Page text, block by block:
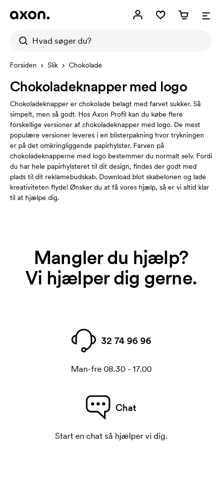
Forsiden Slik Chokolade
Chokoladeknapper med logo
Chokoladeknapper er chokolade belagt med farvet sukker. Så
simpelt, men så godt. Hos Axon Profil kan du købe flere
forskellige versioner af chokoladeknapper med logo. De mest
populære versioner leveres i en blisterpakning hvor trykningen
er på det omkringliggende papirhylster. Farven på
chokoladeknapperne med logo bestemmer du normalt selv. Fordi
du har hele papirhylsteret til dit design, findes der godt med
plads til dit reklamebudskab. Download blot skabelonen og lade
kreativiteten flyde! Ønsker du at få vores hjælp, så er vi altid klar
til at hjælpe dig.
Mangler du hjælp?
Vi hjælper dig gerne.
32 74 96 96
Man-fre 08.30 - 17.00
Chat
Start en chat så hjælper vi dig.